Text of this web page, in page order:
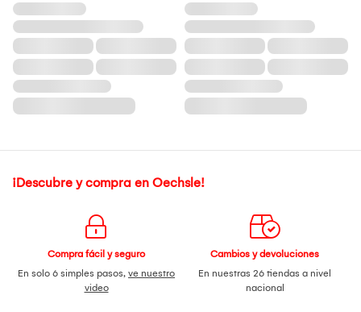
¡Descubre y compra en Oechsle!
Compra fácil y seguro
En solo 6 simples pasos, ve nuestro
video
Cambios y devoluciones
En nuestras 26 tiendas a nivel
nacional